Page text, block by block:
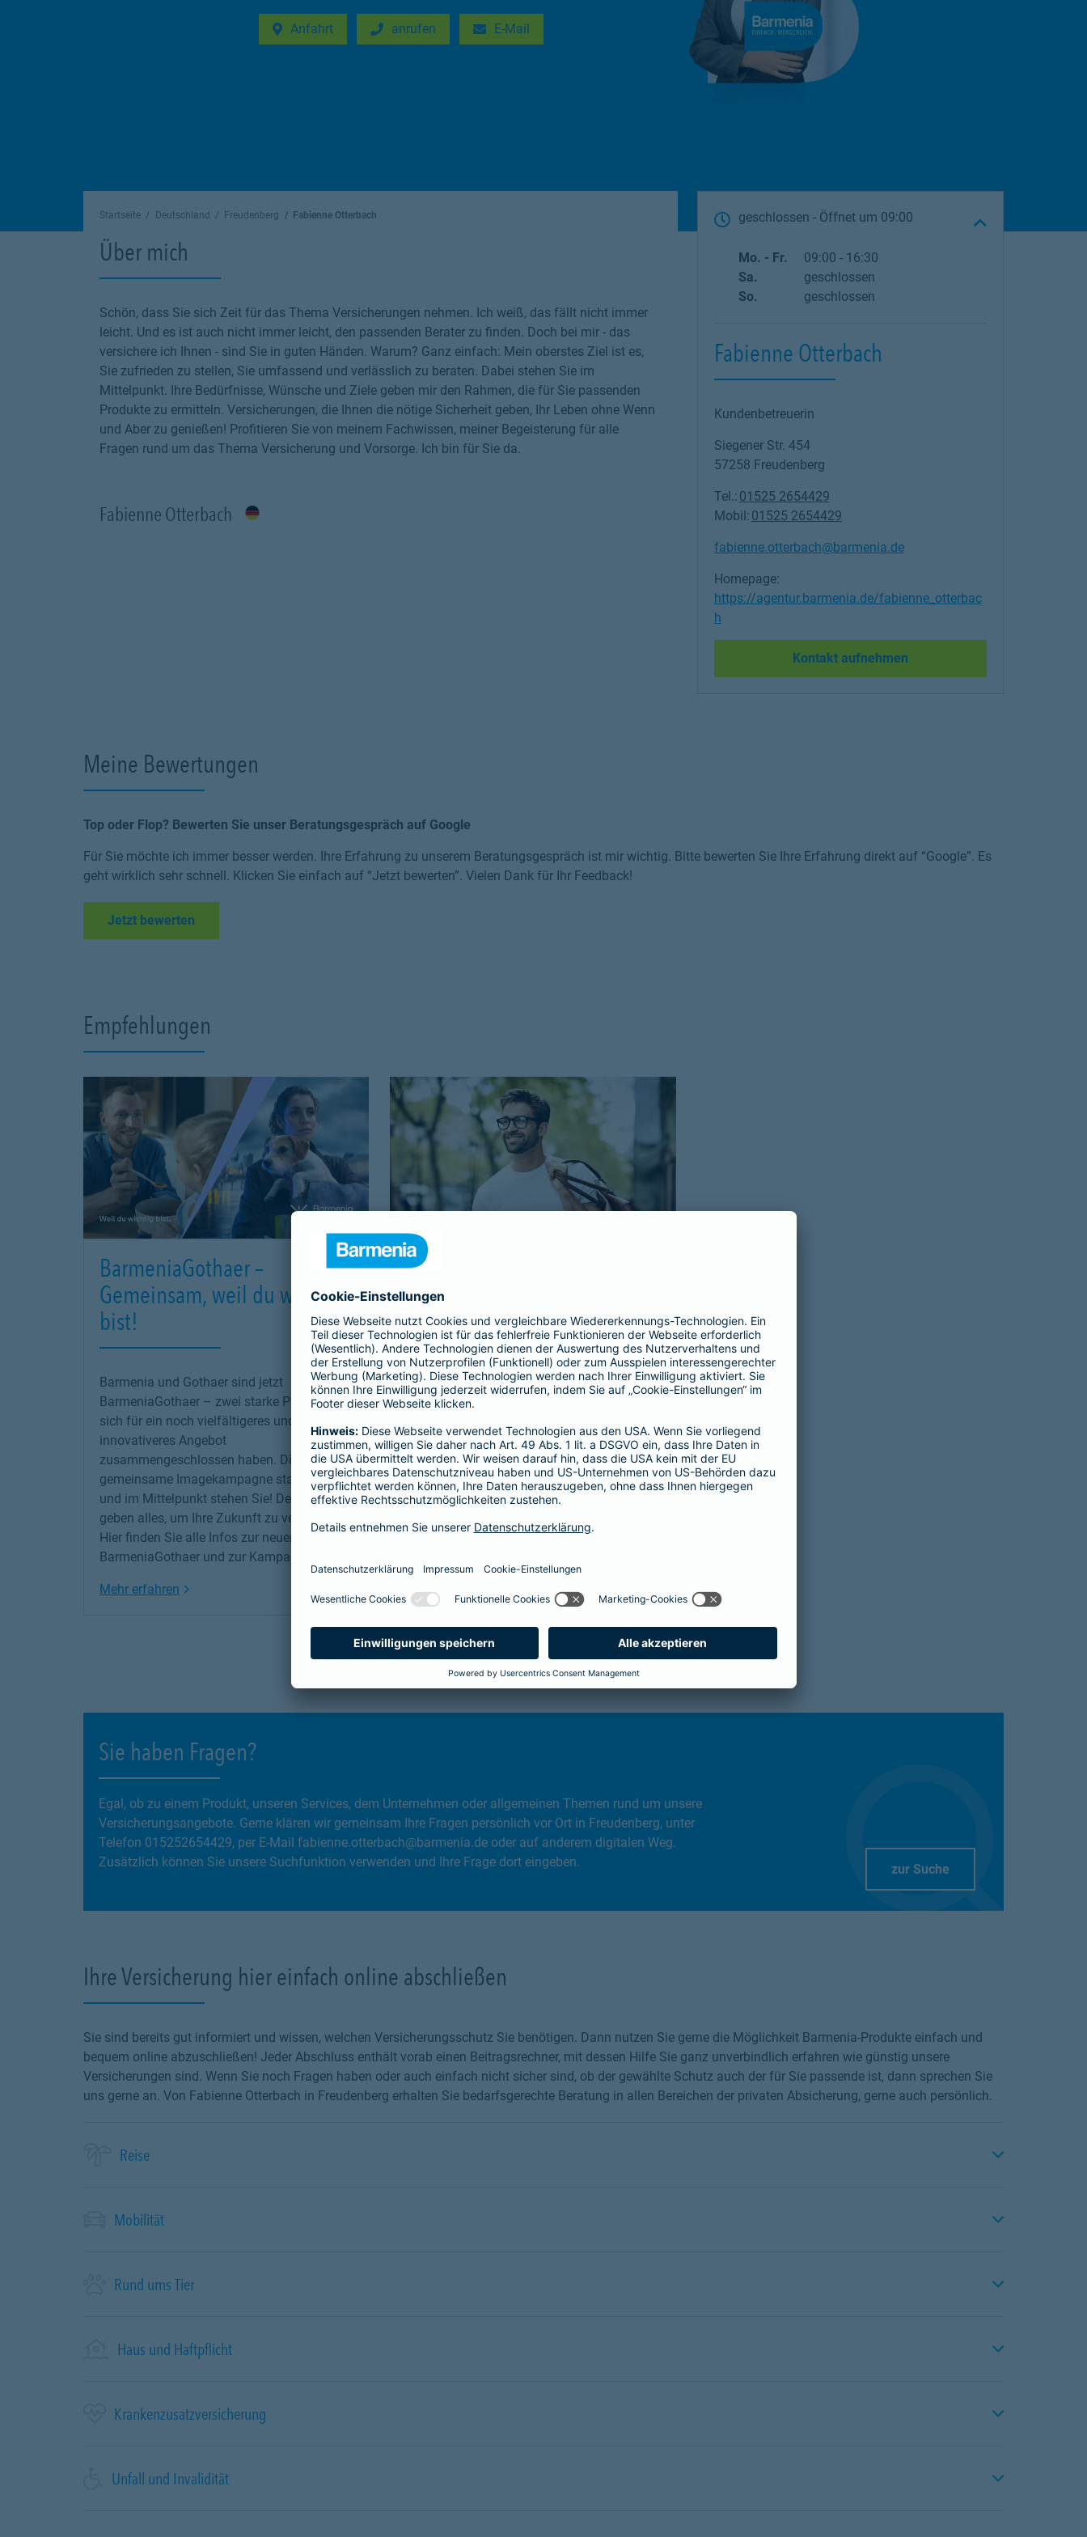
Anfahrt
Link Opens in New Tabanrufen E-Mail
Link Opens in New Tab
Startseite Deutschland Freudenberg Fabienne Otterbach
Über mich
Schön, dass Sie sich Zeit für das Thema Versicherungen nehmen. Ich weiß, das fällt nicht immer
leicht. Und es ist auch nicht immer leicht, den passenden Berater zu finden. Doch bei mir - das
versichere ich Ihnen - sind Sie in guten Händen. Warum? Ganz einfach: Mein oberstes Ziel ist es,
Sie zufrieden zu stellen, Sie umfassend und verlässlich zu beraten. Dabei stehen Sie im
Mittelpunkt. Ihre Bedürfnisse, Wünsche und Ziele geben mir den Rahmen, die für Sie passenden
Produkte zu ermitteln. Versicherungen, die Ihnen die nötige Sicherheit geben, Ihr Leben ohne Wenn
und Aber zu genießen! Profitieren Sie von meinem Fachwissen, meiner Begeisterung für alle
Fragen rund um das Thema Versicherung und Vorsorge. Ich bin für Sie da.
Fabienne Otterbach
geschlossen - Öffnet um 09:00
Wochentag Öffnungszeiten
Mo. - Fr. 09:00 - 16:30
Sa.
geschlossen
So.
geschlossen
Fabienne Otterbach
Kundenbetreuerin
Siegener Str. 454
57258 Freudenberg
Tel.: 01525 2654429
Mobil: 01525 2654429
fabienne.otterbach@barmenia.de
Homepage:
https://agentur.barmenia.de/fabienne_otterbac
h
Kontakt aufnehmenLink Opens in New Tab
Meine Bewertungen
Top oder Flop? Bewerten Sie unser Beratungsgespräch auf Google
Für Sie möchte ich immer besser werden. Ihre Erfahrung zu unserem Beratungsgespräch ist mir wichtig. Bitte bewerten Sie Ihre Erfahrung direkt auf “Google”. Es
geht wirklich sehr schnell. Klicken Sie einfach auf “Jetzt bewerten”. Vielen Dank für Ihr Feedback!
Jetzt bewerten
Empfehlungen
BarmeniaGothaer –
Gemeinsam, weil du wichtig
bist!
Barmenia und Gothaer sind jetzt
BarmeniaGothaer – zwei starke Partner, die
sich für ein noch vielfältigeres und
innovativeres Angebot
zusammengeschlossen haben. Die erste
gemeinsame Imagekampagne startet jetzt –
und im Mittelpunkt stehen Sie! Denn wir
geben alles, um Ihre Zukunft zu versichern!
Hier finden Sie alle Infos zur neuen
BarmeniaGothaer und zur Kampagne.
Mehr erfahren Link Opens in New Tab
Beamtenabsicherung
Als Beamtenanwärter oder Beamter braucht
es eine Absicherung, die genau zu einem
passt: unsere private Krankenversicherung
für Beamtenanwärter und Beamte. Sie
ergänzt den Schutz der individuellen Beihilfe
und passt sich mit optimalen Leistungen
genau an die Bedürfnisse an.
Mehr erfahrenLink Opens in New Tab
Sie haben Fragen?
Egal, ob zu einem Produkt, unseren Services, dem Unternehmen oder allgemeinen Themen rund um unsere
Versicherungsangebote. Gerne klären wir gemeinsam Ihre Fragen persönlich vor Ort in Freudenberg, unter
Telefon 015252654429, per E-Mail fabienne.otterbach@barmenia.de oder auf anderem digitalen Weg.
Zusätzlich können Sie unsere Suchfunktion verwenden und Ihre Frage dort eingeben.
zur Suche
Ihre Versicherung hier einfach online abschließen
Sie sind bereits gut informiert und wissen, welchen Versicherungsschutz Sie benötigen. Dann nutzen Sie gerne die Möglichkeit Barmenia-Produkte einfach und
bequem online abzuschließen! Jeder Abschluss enthält vorab einen Beitragsrechner, mit dessen Hilfe Sie ganz unverbindlich erfahren wie günstig unsere
Versicherungen sind. Wenn Sie noch Fragen haben oder auch einfach nicht sicher sind, ob der gewählte Schutz auch der für Sie passende ist, dann sprechen Sie
uns gerne an. Von Fabienne Otterbach in Freudenberg erhalten Sie bedarfsgerechte Beratung in allen Bereichen der privaten Absicherung, gerne auch persönlich.
Reise
Mobilität
Rund ums Tier
Haus und Haftpflicht
Krankenzusatzversicherung
Unfall und Invalidität